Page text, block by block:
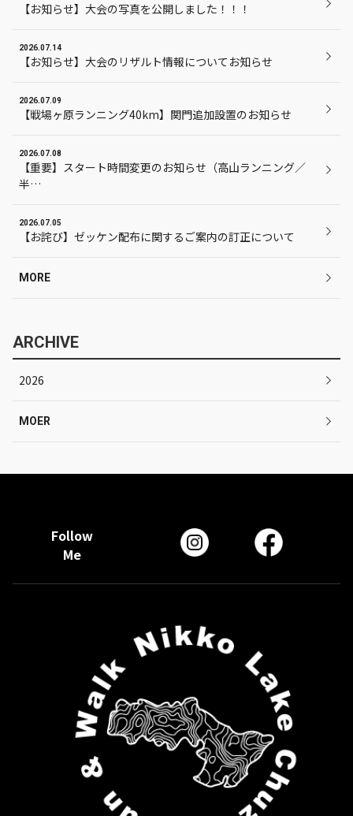
【お知らせ】大会の写真を公開しました！！！
2026.07.14
【お知らせ】大会のリザルト情報についてお知らせ
2026.07.09
【戦場ヶ原ランニング40km】関門追加設置のお知らせ
2026.07.08
【重要】スタート時間変更のお知らせ（高山ランニング／
半…
2026.07.05
【お詫び】ゼッケン配布に関するご案内の訂正について
MORE
ARCHIVE
2026
MOER
Follow
Me